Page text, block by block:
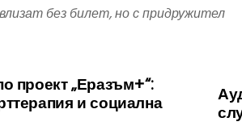
без билет, но с придружител
проект „Еразъм+“:
и социална